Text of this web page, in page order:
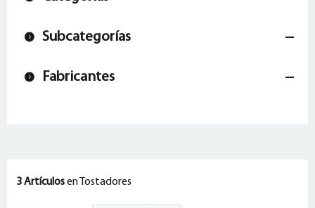
Subcategorías
Fabricantes
3 Artículosen Tostadores